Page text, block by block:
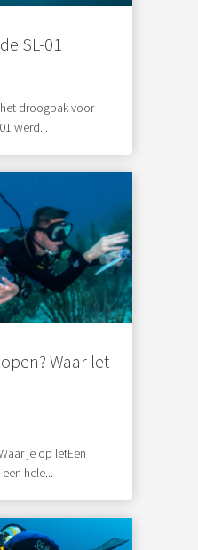
SL-01
het droogpak voor
werd...
Waar let
je op letEen
hele...